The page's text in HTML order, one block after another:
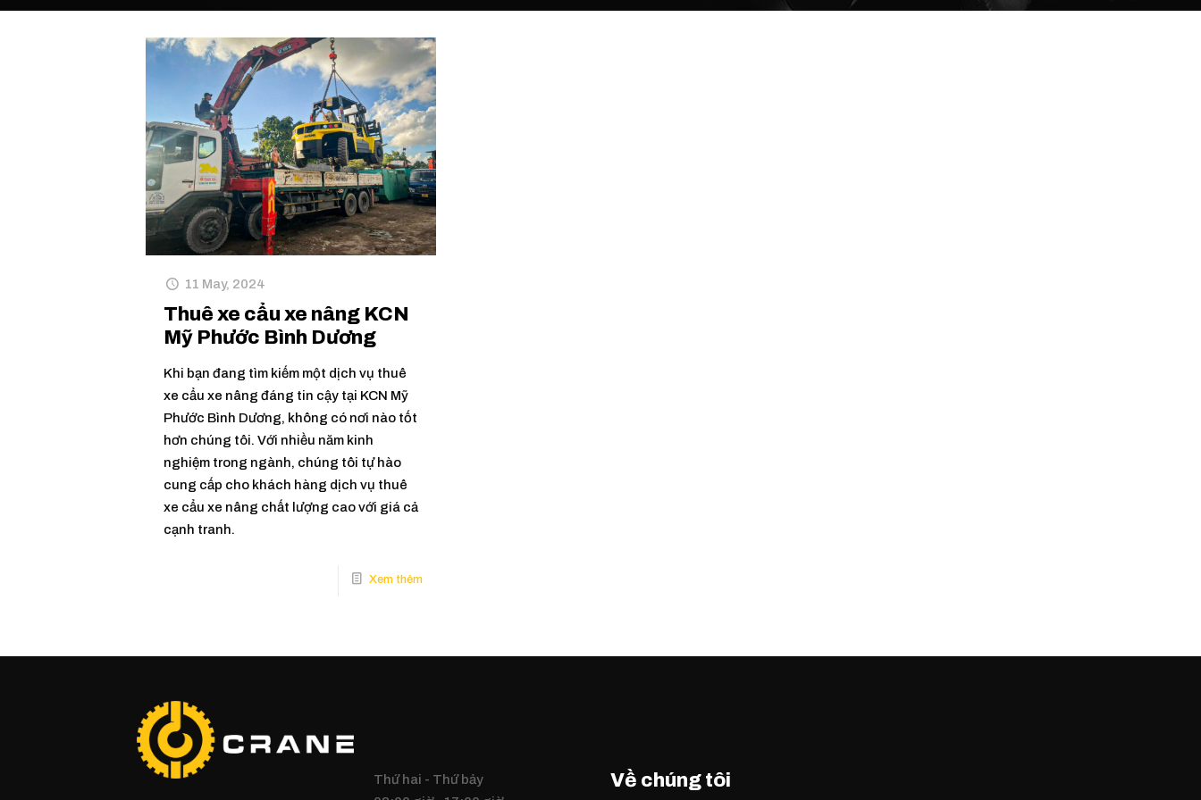
11 May, 2024
Thuê xe cẩu xe nâng KCN
Mỹ Phước Bình Dương
Khi bạn đang tìm kiếm một dịch vụ thuê
xe cẩu xe nâng đáng tin cậy tại KCN Mỹ
Phước Bình Dương, không có nơi nào tốt
hơn chúng tôi. Với nhiều năm kinh
nghiệm trong ngành, chúng tôi tự hào
cung cấp cho khách hàng dịch vụ thuê
xe cẩu xe nâng chất lượng cao với giá cả
cạnh tranh.
Thứ hai - Thứ bảy
Về chúng tôi